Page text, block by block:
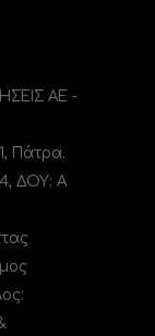
ΑΕ -
Πάτρα.
ΔΟΥ: A